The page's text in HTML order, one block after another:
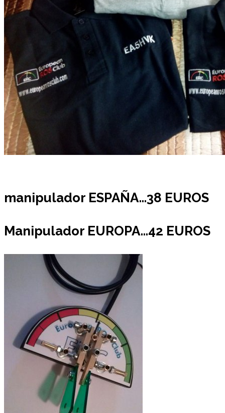
manipulador ESPAÑA…38 EUROS
Manipulador EUROPA…42 EUROS